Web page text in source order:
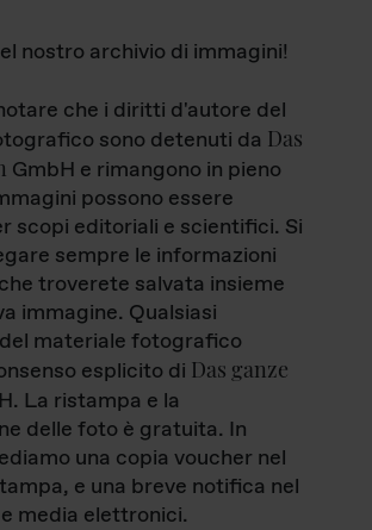
nostro archivio di immagini!
che i diritti d'autore del
sono detenuti da Das
GmbH e rimangono in pieno
possono essere
scopi editoriali e scientifici. Si
sempre le informazioni
troverete salvata insieme
immagine. Qualsiasi
materiale fotografico
esplicito di Das ganze
La ristampa e la
delle foto è gratuita. In
una copia voucher nel
e una breve notifica nel
media elettronici.